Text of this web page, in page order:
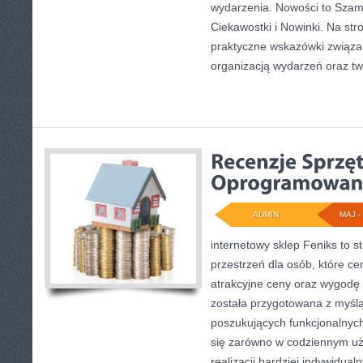
wydarzenia. Nowości to
Ciekawostki i Nowinki. Na
praktyczne wskazówki
organizacją wydarzeń oraz
MAJ -
ADMIN
internetowy sklep Feniks to
przestrzeń dla osób, które
atrakcyjne ceny oraz
została przygotowana z
poszukujących
się zarówno w codziennym